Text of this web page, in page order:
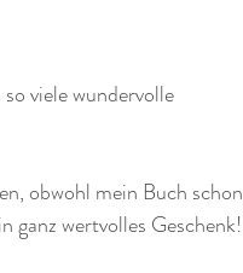
viele wundervolle
obwohl mein Buch schon
wertvolles Geschenk!